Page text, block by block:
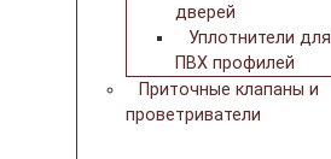
дверей
Уплотнители для
ПВХ профилей
Приточные клапаны и
проветриватели